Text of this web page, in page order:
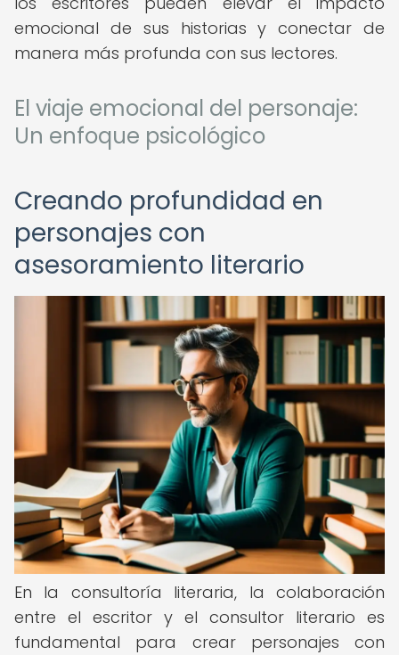
emocional de sus historias y conectar de
manera más profunda con sus lectores.
El viaje emocional del personaje:
Un enfoque psicológico
Creando profundidad en
personajes con
asesoramiento literario
En la consultoría literaria, la colaboración
entre el escritor y el consultor literario es
fundamental para crear personajes con